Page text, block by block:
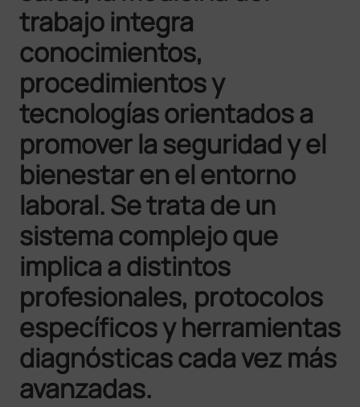
trabajo integra
conocimientos,
procedimientos y
tecnologías orientados a
promover la seguridad y el
bienestar en el entorno
laboral. Se trata de un
sistema complejo que
implica a distintos
profesionales, protocolos
específicos y herramientas
diagnósticas cada vez más
avanzadas.